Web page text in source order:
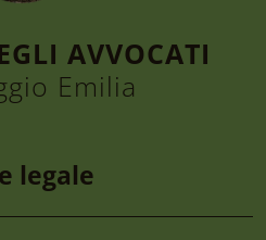
AVVOCATI
Emilia
legale